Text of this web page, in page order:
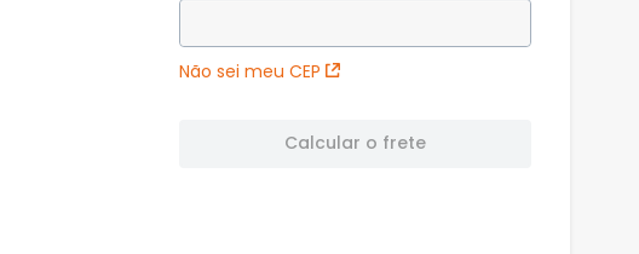
Não sei meu CEP
Calcular o frete